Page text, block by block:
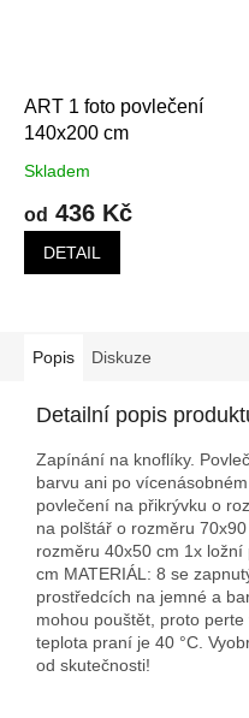
ART 1 foto povlečení
140x200 cm
Skladem
od 436 Kč
DETAIL
Popis Diskuze
Detailní popis
Zapínání na knoflíky.
barvu ani po
povlečení na přikrývku o
na polštář o rozměru
rozměru 40x50 cm 1x
cm MATERIÁL: 8 se
prostředcích na jemné a
mohou pouštět, proto
teplota praní je 40 °C.
od skutečnosti!